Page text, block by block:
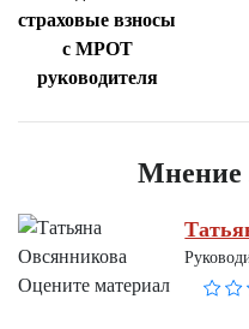
Мнение
Оцените материал